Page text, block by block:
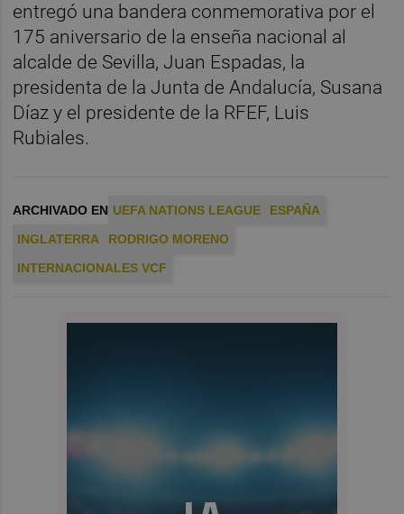
entregó una bandera conmemorativa por el
175 aniversario de la enseña nacional al
alcalde de Sevilla, Juan Espadas, la
presidenta de la Junta de Andalucía, Susana
Díaz y el presidente de la RFEF, Luis
Rubiales.
ARCHIVADO EN UEFA NATIONS LEAGUE
ESPAÑA
INGLATERRA
RODRIGO MORENO
INTERNACIONALES VCF